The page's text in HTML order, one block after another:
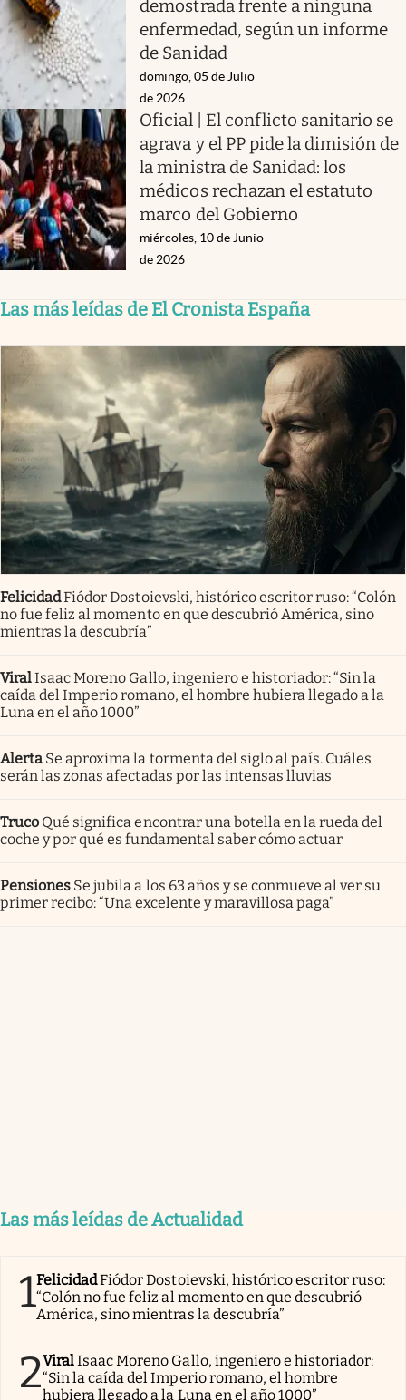
demostrada frente a ninguna
enfermedad, según un informe
de Sanidad
domingo, 05 de Julio
de 2026
Oficial | El conflicto sanitario se
agrava y el PP pide la dimisión de
la ministra de Sanidad: los
médicos rechazan el estatuto
marco del Gobierno
miércoles, 10 de Junio
de 2026
Las más leídas de El Cronista España
FelicidadFiódor Dostoievski, histórico escritor ruso: “Colón
no fue feliz al momento en que descubrió América, sino
mientras la descubría”
ViralIsaac Moreno Gallo, ingeniero e historiador: “Sin la
caída del Imperio romano, el hombre hubiera llegado a la
Luna en el año 1000”
Alerta Se aproxima la tormenta del siglo al país. Cuáles
serán las zonas afectadas por las intensas lluvias
Truco Qué significa encontrar una botella en la rueda del
coche y por qué es fundamental saber cómo actuar
Pensiones Se jubila a los 63 años y se conmueve al ver su
primer recibo: “Una excelente y maravillosa paga”
Las más leídas de Actualidad
1FelicidadFiódor Dostoievski, histórico escritor ruso:
“Colón no fue feliz al momento en que descubrió
América, sino mientras la descubría”
2ViralIsaac Moreno Gallo, ingeniero e historiador:
“Sin la caída del Imperio romano, el hombre
hubiera llegado a la Luna en el año 1000”